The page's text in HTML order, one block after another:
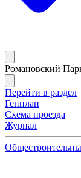
Романовский
Перейти в раздел
Генплан
Схема проезда
Журнал